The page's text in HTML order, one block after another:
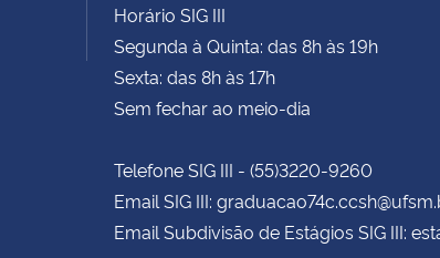
Horário SIG III
Segunda à Quinta: das 8h às 19h
Sexta: das 8h às 17h
Sem fechar ao meio-dia
Telefone SIG III - (55)3220-9260
Email SIG III:
Email Subdivisão de Estágios SIG III: